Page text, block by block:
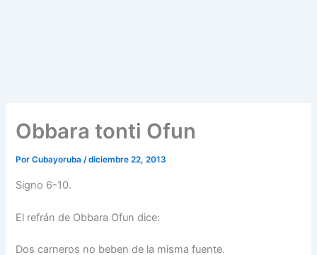
Obbara tonti Ofun
PorCubayoruba/diciembre 22, 2013
Signo 6-10.
El refrán de Obbara Ofun dice:
Dos carneros no beben de la misma fuente.